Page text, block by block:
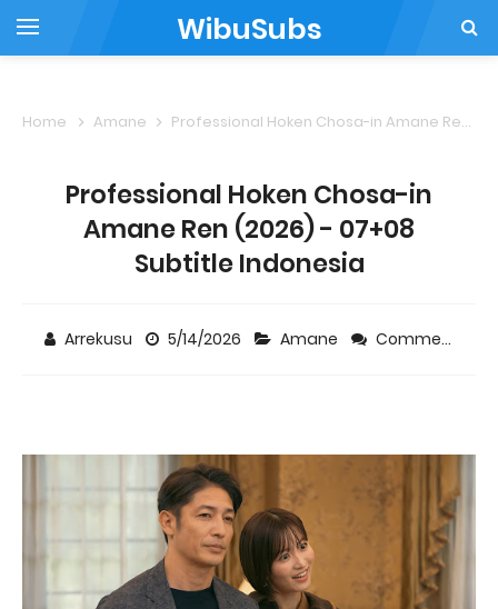
WibuSubs
Home Amane Professional Hoken Chosa-in Amane Ren (2026) - 07+08 Subtitle Indonesia
Professional Hoken Chosa-in
Amane Ren (2026) - 07+08
Subtitle Indonesia
Arrekusu 5/14/2026 Amane Comment